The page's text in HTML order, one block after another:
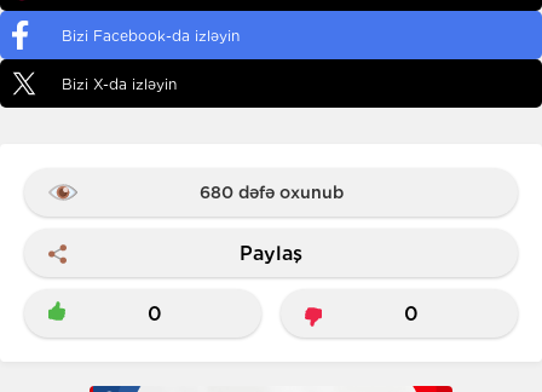
Bizi Facebook-da izləyin
Bizi X-da izləyin
680 dəfə oxunub
Paylaş
0 0